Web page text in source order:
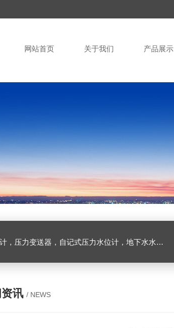
网站首页 关于我们 产品展示
压力变送器，自记式压力水位计，地下水水位计
讯 / NEWS